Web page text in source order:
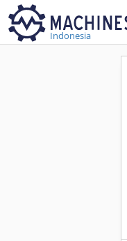
Indonesia